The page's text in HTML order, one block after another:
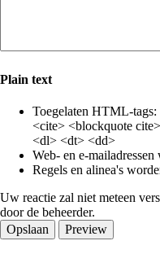
Plain text
Toegelaten HTML-
<cite> <blockquote
<dl> <dt> <dd>
Web- en e-
Regels en alinea's
Uw reactie zal niet meteen
door de beheerder.